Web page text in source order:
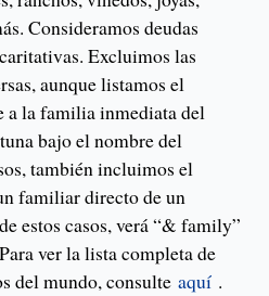
Consideramos deudas
Excluimos las
aunque listamos el
a la familia inmediata del
bajo el nombre del
también incluimos el
familiar directo de un
estos casos, verá “& family”
ver la lista completa de
del mundo, consulte aquí .